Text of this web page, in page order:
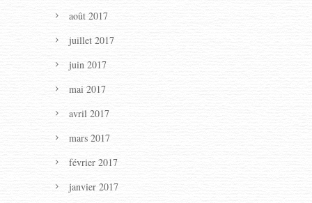
août 2017
juillet 2017
juin 2017
mai 2017
avril 2017
mars 2017
février 2017
janvier 2017